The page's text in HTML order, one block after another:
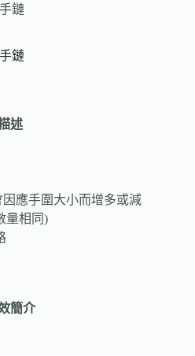
鏈
鏈
述
因應手圍大小而增多或減
量相同)
簡介